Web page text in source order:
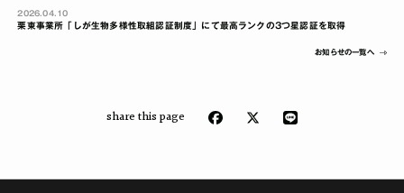
2026.04.10
栗東事業所「しが生物多様性取組認証制度」にて最高ランクの3つ星認証を取得
お知らせの一覧へ
share this page